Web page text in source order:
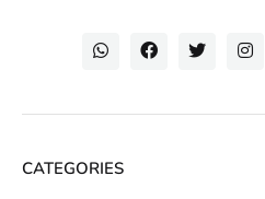
CATEGORIES